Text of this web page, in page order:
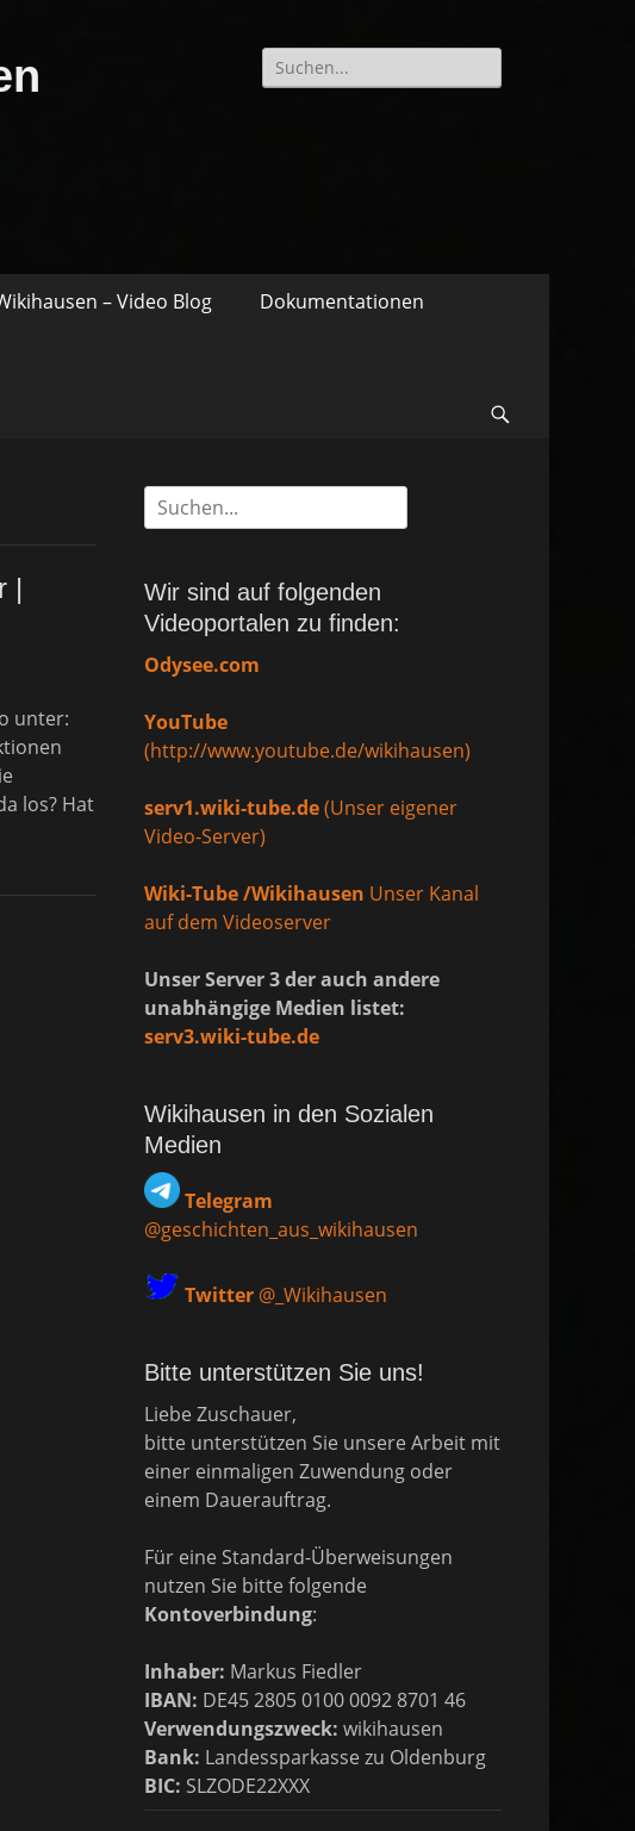
Suche
nach:
– Video Blog Dokumentationen
|
unter:
los? Hat
Suche
nach:
Wir sind auf folgenden
Videoportalen zu finden:
Odysee.com
YouTube
(http://www.youtube.de/wikihausen)
serv1.wiki-tube.de(Unser eigener
Video-Server)
Wiki-Tube /Wikihausen Unser Kanal
auf dem Videoserver
Unser Server 3 der auch andere
unabhängige Medien listet:
serv3.wiki-tube.de
Wikihausen in den Sozialen
Medien
Telegram
@geschichten_aus_wikihausen
Twitter @_Wikihausen
Bitte unterstützen Sie uns!
Liebe Zuschauer,
bitte unterstützen Sie unsere Arbeit mit
einer einmaligen Zuwendung oder
einem Dauerauftrag.
Für eine Standard-Überweisungen
nutzen Sie bitte folgende
Kontoverbindung:
Inhaber: Markus Fiedler
IBAN: DE45 2805 0100 0092 8701 46
Verwendungszweck: wikihausen
Bank: Landessparkasse zu Oldenburg
BIC: SLZODE22XXX